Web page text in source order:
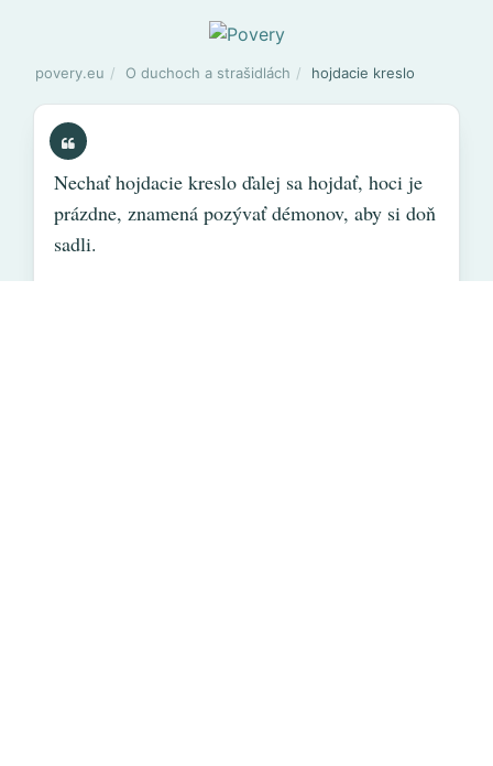
povery.eu O duchoch a strašidlách hojdacie kreslo
Nechať hojdacie kreslo ďalej sa hojdať, hoci je
prázdne, znamená pozývať démonov, aby si doň
sadli.